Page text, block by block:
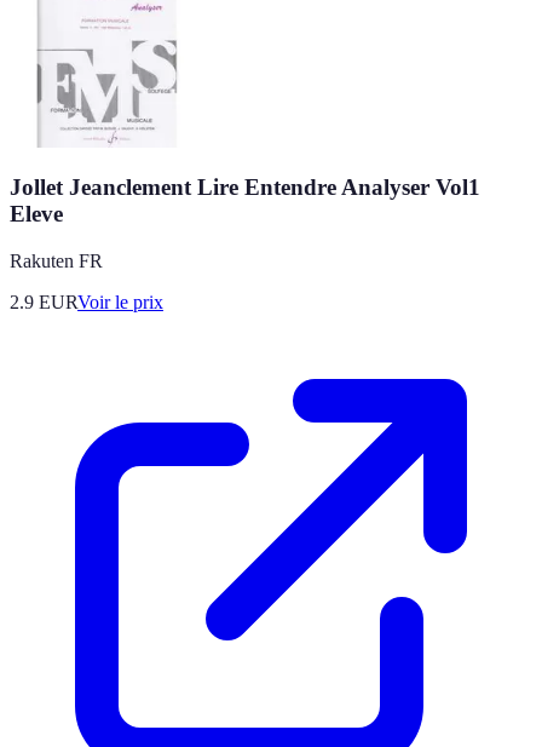
Jollet Jeanclement Lire Entendre Analyser Vol1
Eleve
Rakuten FR
2.9 EURVoir le prix